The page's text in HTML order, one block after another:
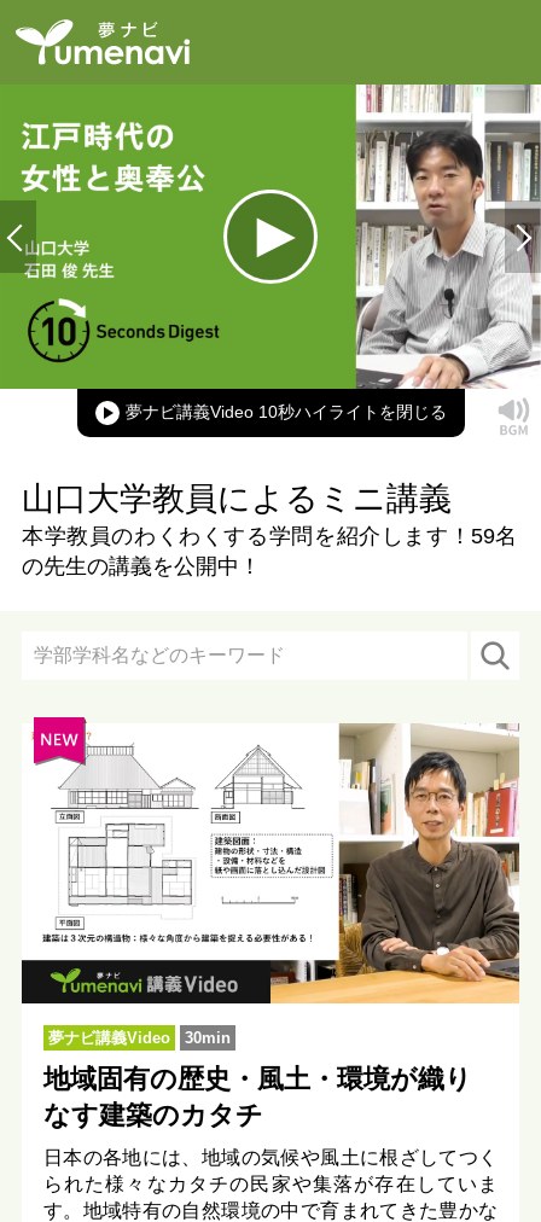
Time
Picture-
in-
Picture
夢ナビ講義Video 10秒ハイライト
山口大学教員によるミニ講義
本学教員のわくわくする学問を紹介します！59名
の先生の講義を公開中！
夢ナビ講義Video 30min
地域固有の歴史・風土・環境が織り
なす建築のカタチ
日本の各地には、地域の気候や風土に根ざしてつく
られた様々なカタチの民家や集落が存在していま
す。地域特有の自然環境の中で育まれてきた豊かな